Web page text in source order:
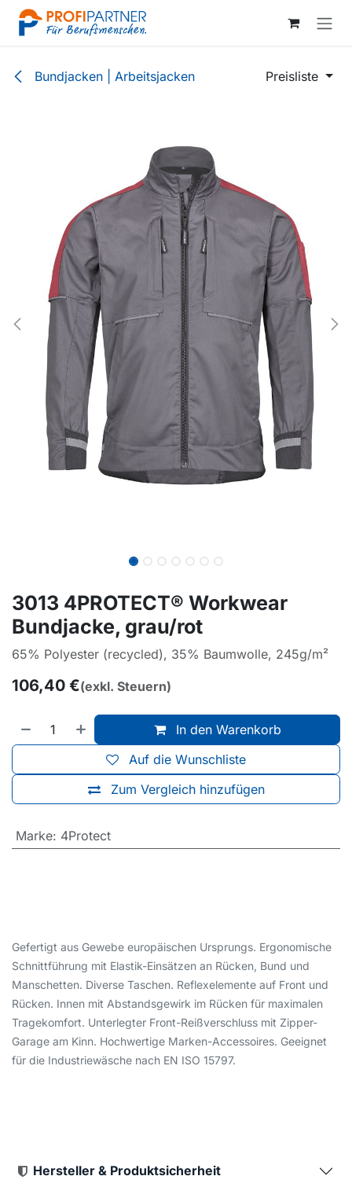
Zum Inhalt springen
Bundjacken | Arbeitsjacken Preisliste
3013 4PROTECT® Workwear
Bundjacke, grau/rot
65% Polyester (recycled), 35% Baumwolle, 245g/m²
106,40 €(exkl. Steuern)
In den Warenkorb
Zum Vergleich hinzufügen
Auf die Wunschliste
Marke: 4Protect
Gefertigt aus Gewebe europäischen Ursprungs. Ergonomische
Schnittführung mit Elastik-Einsätzen an Rücken, Bund und
Manschetten. Diverse Taschen. Reflexelemente auf Front und
Rücken. Innen mit Abstandsgewirk im Rücken für maximalen
Tragekomfort. Unterlegter Front-Reißverschluss mit Zipper-
Garage am Kinn. Hochwertige Marken-Accessoires. Geeignet
für die Industriewäsche nach EN ISO 15797.
Hersteller & Produktsicherheit